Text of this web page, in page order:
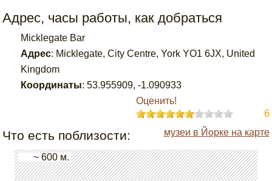
Адрес, часы работы, как добраться
Micklegate Bar
Адрес: Micklegate, City Centre, York YO1 6JX, United
Kingdom
Координаты: 53.955909,-1.090933
Оценить!
6
Что есть поблизости: музеи в Йорке на карте
~ 600 м.